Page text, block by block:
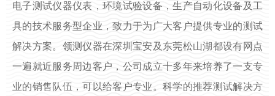
电子测试仪器仪表，环境试验设备，生产自动化设备及工
具的技术服务型企业，致力于为广大客户提供专业的测试
解决方案。领测仪器在深圳宝安及东莞松山湖都设有网点
一遍就近服务周边客户，公司成立十多年来培养了一支专
业的销售队伍，可以给客户专业。科学的推荐测试解决方